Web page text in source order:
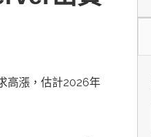
高漲，估計2026年